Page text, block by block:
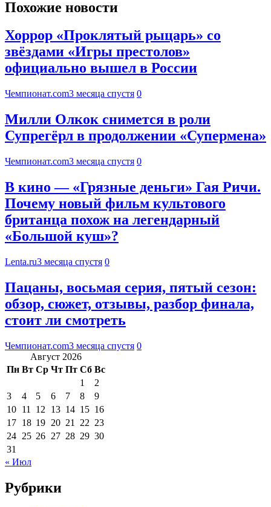
Похожие новости
Хоррор «Проклятый рыцарь» со
звёздами «Игры престолов»
официально вышел в России
Чемпионат.com3 месяца спустя 0
Милли Олкок снимется в роли
Супрегёрл в продолжении «Супермена»
Чемпионат.com3 месяца спустя 0
В кино — «Грязные деньги» Гая Ричи.
Почему новый фильм культового
британца похож на легендарный
«Большой куш»?
Lenta.ru3 месяца спустя 0
Пацаны, восьмая серия, пятый сезон:
обзор, сюжет, отзывы, разбор финала,
стоит ли смотреть
Чемпионат.com3 месяца спустя 0
Август 2026
Пн Вт Ср Чт Пт Сб Вс
1
2
3
4 5 6 7 8
9
10 11 12 13 14 15 16
17 18 19 20 21 22 23
24 25 26 27 28 29 30
31
« Июл
Рубрики